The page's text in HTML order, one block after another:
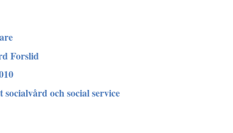
Forslid
och social service